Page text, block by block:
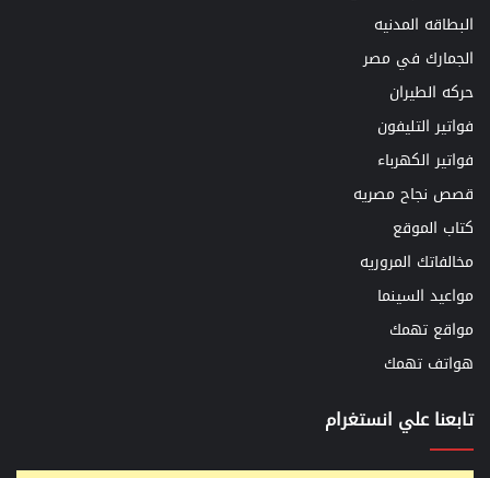
البطاقه المدنيه
الجمارك في مصر
حركه الطيران
فواتير التليفون
فواتير الكهرباء
قصص نجاح مصريه
كتاب الموقع
مخالفاتك المروريه
مواعيد السينما
مواقع تهمك
هواتف تهمك
تابعنا علي انستغرام